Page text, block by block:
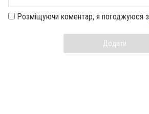
Розміщуючи коментар, я погоджуюся з
Додати